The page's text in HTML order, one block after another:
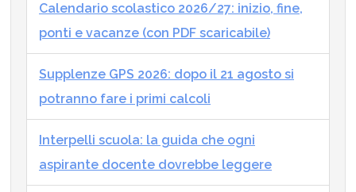
Calendario scolastico 2026/27: inizio, fine,
ponti e vacanze (con PDF scaricabile)
Supplenze GPS 2026: dopo il 21 agosto si
potranno fare i primi calcoli
Interpelli scuola: la guida che ogni
aspirante docente dovrebbe leggere